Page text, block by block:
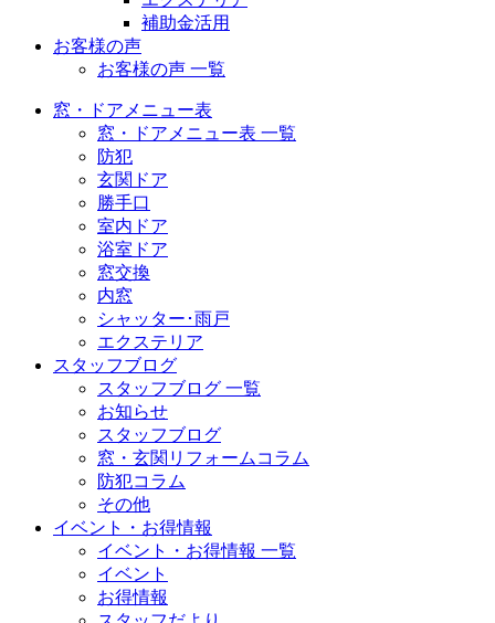
補助金活用
お客様の声
お客様の声 一覧
窓・ドアメニュー表
窓・ドアメニュー表 一覧
防犯
玄関ドア
勝手口
室内ドア
浴室ドア
窓交換
内窓
シャッター･雨戸
エクステリア
スタッフブログ
スタッフブログ 一覧
お知らせ
スタッフブログ
窓・玄関リフォームコラム
防犯コラム
その他
イベント・お得情報
イベント・お得情報 一覧
イベント
お得情報